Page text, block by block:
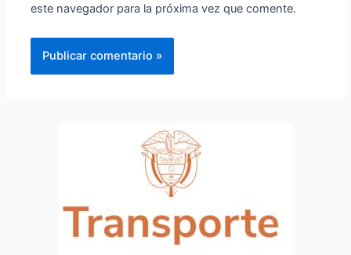
este navegador para la próxima vez que comente.